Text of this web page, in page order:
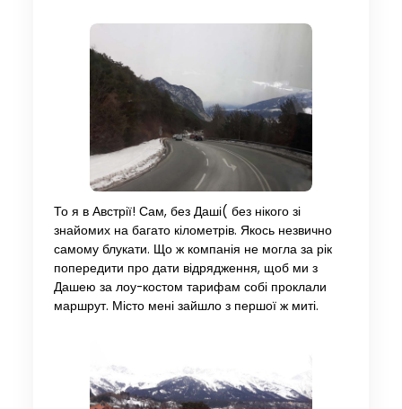
То я в Австрії! Сам, без Даші( без нікого зі
знайомих на багато кілометрів. Якось незвично
самому блукати. Що ж компанія не могла за рік
попередити про дати відрядження, щоб ми з
Дашею за лоу-костом тарифам собі проклали
маршрут. Місто мені зайшло з першої ж миті.